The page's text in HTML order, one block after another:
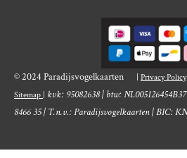
© 2024 Paradijsvogelkaarten Privacy Policy|
Sitemap
kvk: 95082638 | btw:
8466 35 | T.n.v.: Paradijsvogelkaarten | BIC: